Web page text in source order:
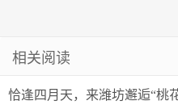
相关阅读
恰逢四月天，来潍坊邂逅“桃